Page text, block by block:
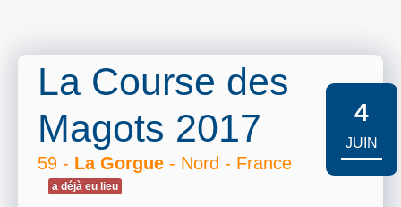
La Course des
Magots 2017
59 - La Gorgue - Nord - France
a déjà eu lieu
4
JUIN